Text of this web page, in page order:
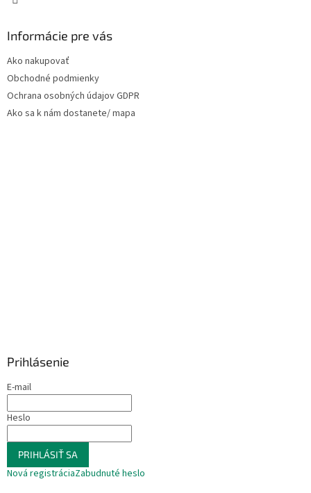
Informácie pre vás
Ako nakupovať
Obchodné podmienky
Ochrana osobných údajov GDPR
Ako sa k nám dostanete/ mapa
Prihlásenie
E-mail
Heslo
PRIHLÁSIŤ SA
Nová registráciaZabudnuté heslo